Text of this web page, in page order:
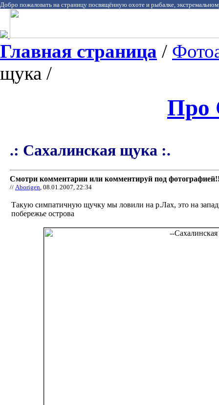
Добро пожаловать на страницу посвящённую охоте и рыбалке,
Главная страница /
щука /
Про
.: Сахалинская щука :.
Смотри комментарии или комментируй под
// Aborigen, 08.01.2007, 22:34
Такую симпатичную щучку мы ловили на р.Лах, это на
побережье острова